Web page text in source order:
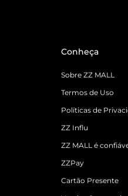
Conheça
Sobre ZZ MALL
Termos de Uso
Políticas de
ZZ Influ
ZZ MALL é
ZZPay
Cartão Presente